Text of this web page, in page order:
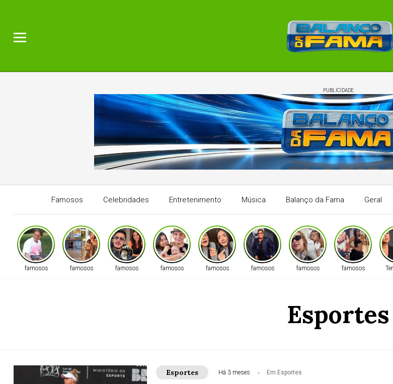
PUBLICIDADE
Famosos Celebridades Entretenimento Música Balanço da Fama Geral
famosos famosos famosos famosos famosos famosos famosos famosos
Esportes
Esportes Há 3 meses Em Esportes